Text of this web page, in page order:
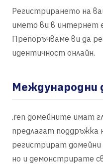
Регистрирането на
името ви в интернет
Препоръчваме ви да
идентичност онлайн.
Международни
.ren домейните имат
предлагат поддръжка
регистрират домейни
но и демонстрирате